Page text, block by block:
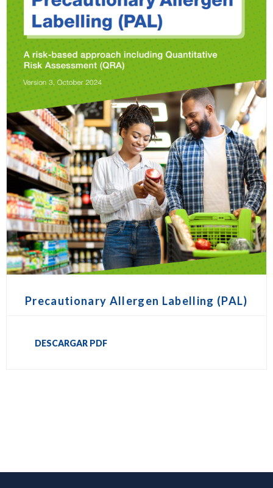
Precautionary Allergen Labelling (PAL)
DESCARGAR PDF